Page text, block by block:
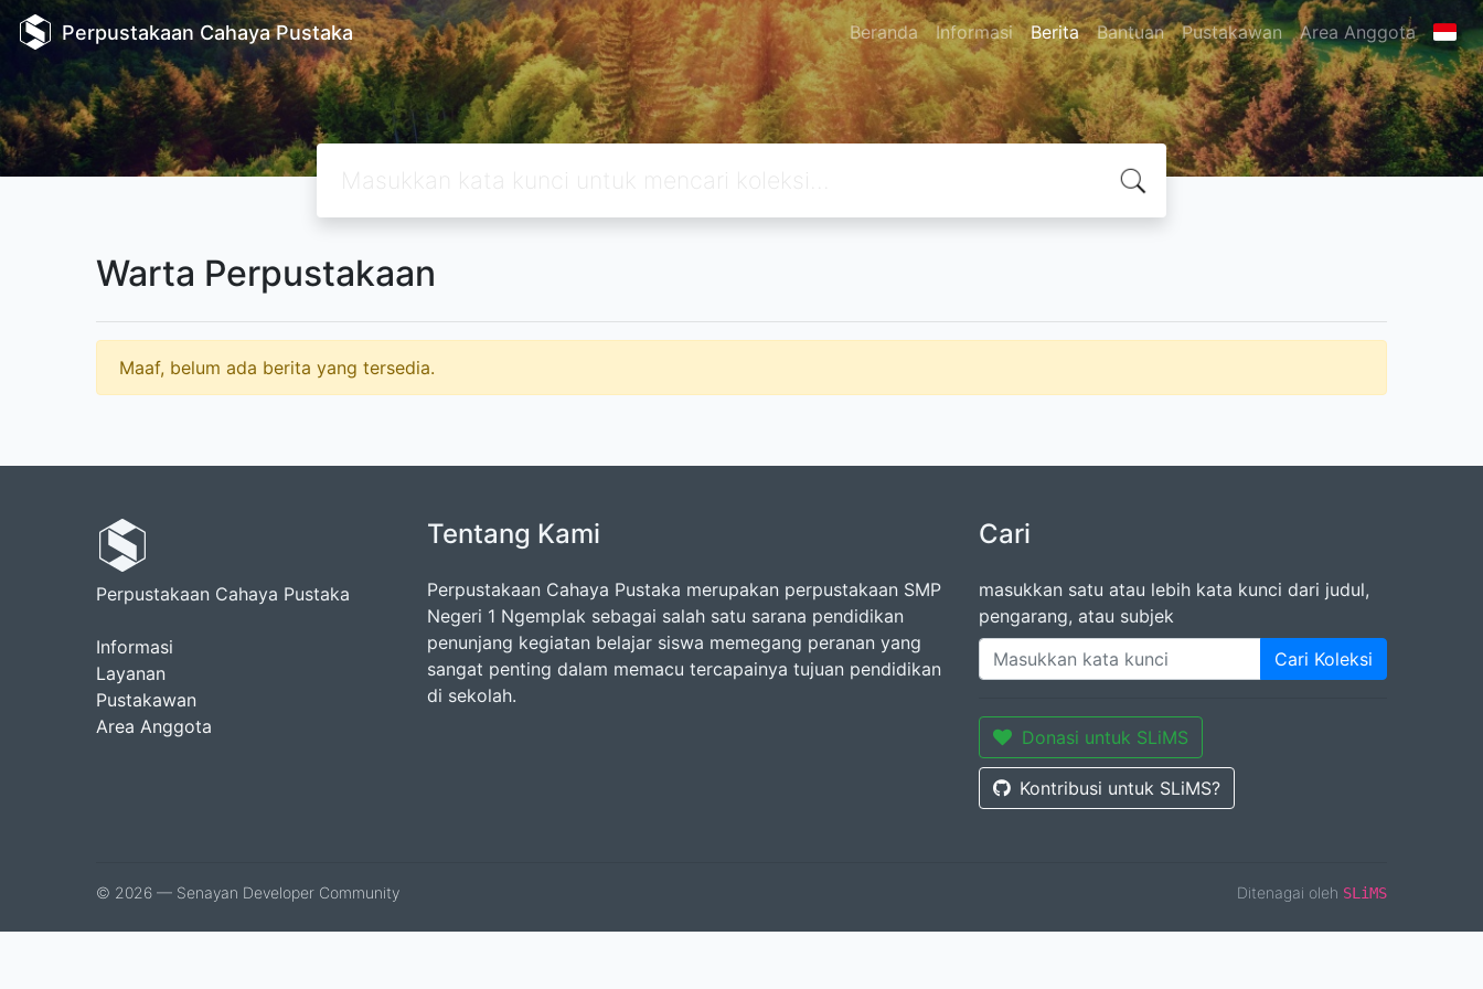
Perpustakaan Cahaya Pustaka Beranda Informasi Berita Bantuan Pustakawan Area Anggota
Warta Perpustakaan
Maaf, belum ada berita yang tersedia.
Perpustakaan Cahaya Pustaka
Informasi
Layanan
Pustakawan
Area Anggota
Tentang Kami
Perpustakaan Cahaya Pustaka merupakan perpustakaan SMP
Negeri 1 Ngemplak sebagai salah satu sarana pendidikan
penunjang kegiatan belajar siswa memegang peranan yang
sangat penting dalam memacu tercapainya tujuan pendidikan
di sekolah.
Cari
masukkan satu atau lebih kata kunci dari judul,
pengarang, atau subjek
Cari Koleksi
Donasi untuk SLiMS
Kontribusi untuk SLiMS?
© 2026 — Senayan Developer Community Ditenagai oleh SLiMS